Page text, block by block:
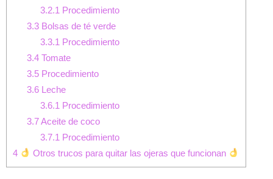
3.2.1 Procedimiento
3.3Bolsas de té verde
3.3.1 Procedimiento
3.4Tomate
3.5Procedimiento
3.6Leche
3.6.1 Procedimiento
3.7Aceite de coco
3.7.1 Procedimiento
4
Otros trucos para quitar las ojeras que funcionan